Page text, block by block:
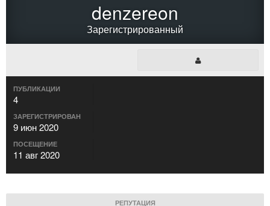
denzereon
Зарегистрированный
ПУБЛИКАЦИИ
4
ЗАРЕГИСТРИРОВАН
9 июн 2020
ПОСЕЩЕНИЕ
11 авг 2020
РЕПУТАЦИЯ